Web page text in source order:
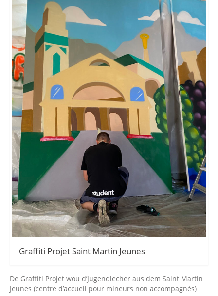
Graffiti Projet Saint Martin Jeunes
De Graffiti Projet wou d’Jugendlecher aus dem Saint Martin
Jeunes (centre d’accueil pour mineurs non accompagnés)